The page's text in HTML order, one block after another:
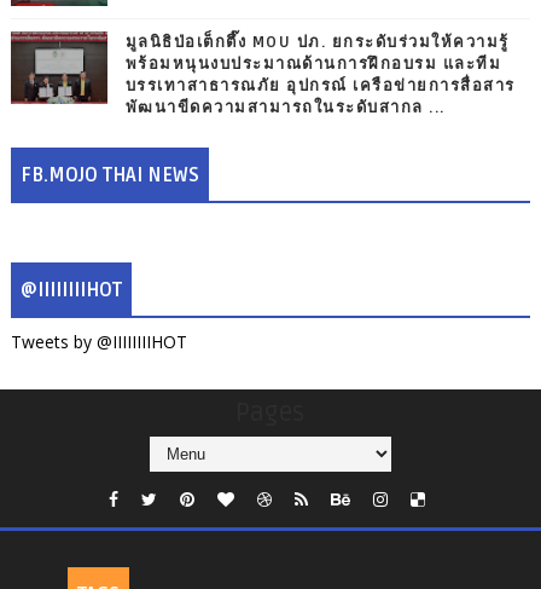
มูลนิธิป่อเต็กตึ๊ง MOU ปภ. ยกระดับร่วมให้ความรู้
พร้อมหนุนงบประมาณด้านการฝึกอบรม และทีม
บรรเทาสาธารณภัย อุปกรณ์ เครือข่ายการสื่อสาร
พัฒนาขีดความสามารถในระดับสากล ...
FB.MOJO THAI NEWS
@IIIIIIIIHOT
Tweets by @IIIIIIIIHOT